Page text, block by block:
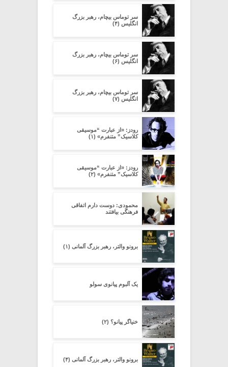
سر توماس بیچام، رهبر بزرگ
انگلیس (۴)
سر توماس بیچام، رهبر بزرگ
انگلیس (۶)
سر توماس بیچام، رهبر بزرگ
انگلیس (۷)
رودز: «از عبارت “موسیقی
کلاسیک” متنفرم» (۱)
رودز: «از عبارت “موسیقی
کلاسیک” متنفرم» (۲)
محمودی: دوست دارم اتفاقی
فرهنگی بیافتند
برونو والتر، رهبر بزرگ آلمانی (۱)
یک آلبوم پیانوی سولو
خنیاگر پیانو؟ (۲)
برونو والتر، رهبر بزرگ آلمانی (۴)